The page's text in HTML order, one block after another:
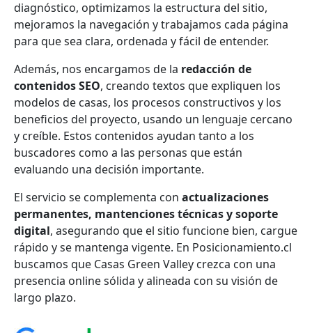
diagnóstico, optimizamos la estructura del sitio,
mejoramos la navegación y trabajamos cada página
para que sea clara, ordenada y fácil de entender.
Además, nos encargamos de la redacción de
contenidos SEO, creando textos que expliquen los
modelos de casas, los procesos constructivos y los
beneficios del proyecto, usando un lenguaje cercano
y creíble. Estos contenidos ayudan tanto a los
buscadores como a las personas que están
evaluando una decisión importante.
El servicio se complementa con actualizaciones
permanentes, mantenciones técnicas y soporte
digital, asegurando que el sitio funcione bien, cargue
rápido y se mantenga vigente. En Posicionamiento.cl
buscamos que Casas Green Valley crezca con una
presencia online sólida y alineada con su visión de
largo plazo.